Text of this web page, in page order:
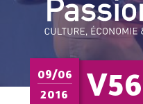
09/06
2016